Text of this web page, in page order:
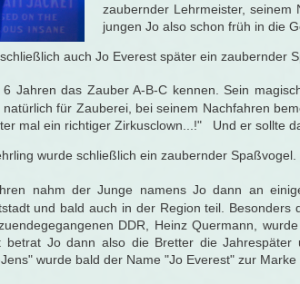
zaubernder Lehrmeister,
jungen Jo also schon früh in die
auch Jo Everest später ein zaubernder
Jahren das Zauber A-B-C kennen. Sein
für Zauberei, bei seinem Nachfahren
mal ein richtiger Zirkusclown...!" Und er sollte
wurde schließlich ein zaubernder Spaßvogel.
nahm der Junge namens Jo dann an
und bald auch in der Region teil.
DDR, Heinz Quermann,
betrat Jo dann also die Bretter die
wurde bald der Name "Jo Everest" zur